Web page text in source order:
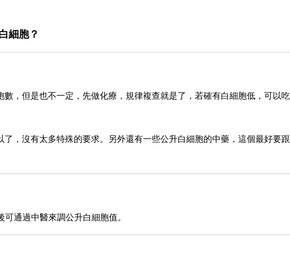
細胞？
，但是也不一定，先做化療，規律複查就是了，若確有白細胞低，可以
，沒有太多特殊的要求。另外還有一些公升白細胞的中藥，這個最好要
通過中醫來調公升白細胞值。